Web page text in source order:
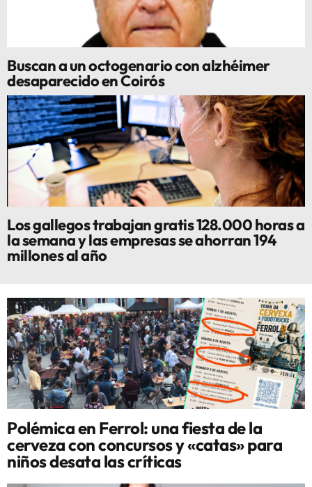
Buscan a un octogenario con alzhéimer
desaparecido en Coirós
Los gallegos trabajan gratis 128.000 horas a
la semana y las empresas se ahorran 194
millones al año
Polémica en Ferrol: una fiesta de la
cerveza con concursos y «catas» para
niños desata las críticas